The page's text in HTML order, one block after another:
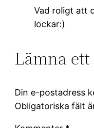
Vad roligt att
lockar:)
Lämna
Din e-postadress
Obligatoriska fält